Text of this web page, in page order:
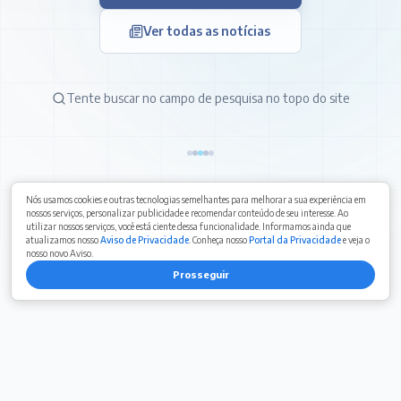
Nós usamos cookies e outras tecnologias semelhantes para melhorar a sua experiência em
nossos serviços, personalizar publicidade e recomendar conteúdo de seu interesse. Ao
utilizar nossos serviços, você está ciente dessa funcionalidade. Informamos ainda que
atualizamos nossoAviso de Privacidade . Conheça nossoPortal da Privacidadee veja o
nosso novo Aviso.
Prosseguir
Ver todas as notícias
Tente buscar no campo de pesquisa no topo do site